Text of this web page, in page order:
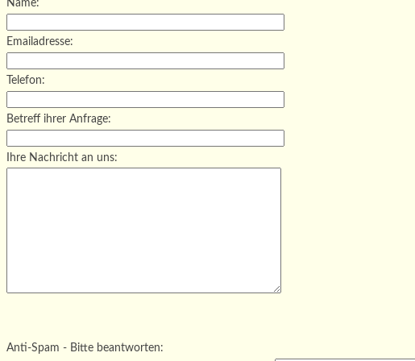
Name:
Emailadresse:
Telefon:
Betreff ihrer Anfrage:
Ihre Nachricht an uns:
Bitte lasse dieses Feld leer.
Anti-Spam - Bitte beantworten: